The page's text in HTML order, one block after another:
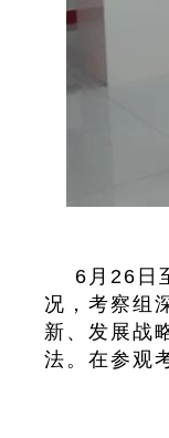
6月26日
况 ， 考察组
新、发展战
法。 在参观